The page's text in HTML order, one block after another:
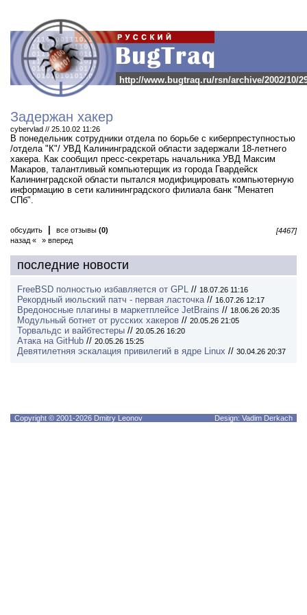
http://www.bugtraq.ru/rsn/archive/2002/10/
Задержан хакер
cybervlad // 25.10.02 11:26
В понедельник сотрудники отдела по борьбе с киберпреступностью
/отдела "К"/ УВД Калининградской области задержали 18-летнего
хакера. Как сообщил пресс-секретарь начальника УВД Максим
Макаров, талантливый компьютерщик из города Гвардейск
Калининградской области пытался модифицировать компьютерную
информацию в сети калининградского филиала банк "Менатеп
СПб".
обсудить все отзывы (0)
[4467]
назад «
» вперед
последние новости
FreeBSD полностью избавляется от GPL // 18.07.26 11:16
Рекордный июльский патч - первая ласточка// 16.07.26 12:17
Вредоносные плагины в маркетплейсе JetBrains // 18.06.26 20:35
Модульный ботнет от русских хакеров // 20.05.26 21:05
Торвальдс и вайбтестеры // 20.05.26 16:20
Атака на GitHub // 20.05.26 15:25
Девятилетняя эскалация привилегий в ядре Linux // 30.04.26 20:37
Copyright © 2001-2026 Dmitry Leonov Design: Vadim Derkach